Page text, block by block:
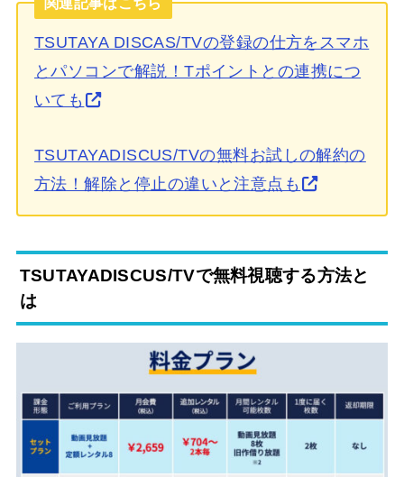
関連記事はこちら
TSUTAYA DISCAS/TVの登録の仕方をスマホ
とパソコンで解説！Tポイントとの連携につ
いても
TSUTAYADISCUS/TVの無料お試しの解約の
方法！解除と停止の違いと注意点も
TSUTAYADISCUS/TVで無料視聴する方法と
は